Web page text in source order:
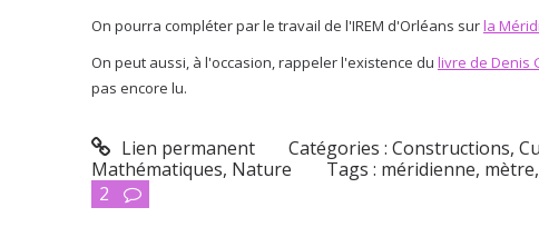
On pourra compléter par le travail de l'IREM d'Orléans surla
On peut aussi, à l'occasion, rappeler l'existence du livre de Denis
pas encore lu.
Lien permanent Catégories :Constructions,
Mathématiques, Nature Tags : méridienne, mètre,
2